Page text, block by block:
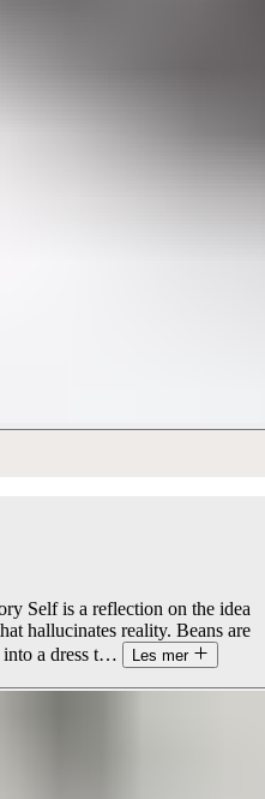
Self is a reflection on the idea
hallucinates reality. Beans are
a dress t… Les mer